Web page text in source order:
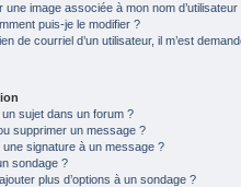
image associée à mon nom d’utilisateur
puis-je le modifier ?
de courriel d’un utilisateur, il m’est
sujet dans un forum ?
supprimer un message ?
signature à un message ?
sondage ?
plus d’options à un sondage ?